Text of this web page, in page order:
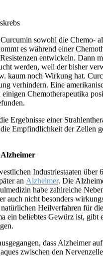
sowohl die Chemo-
es während einer
entwickeln. Dann
werden, weil der bisher
kaum noch Wirkung hat.
verhindern. Eine
einigen Chemotherapeutika
Ergebnisse einer
Empfindlichkeit der Zellen
Industriestaaten über
an Alzheimer. Die
habe zahlreiche
auch nicht besonders
natürlichen Heilverfahren für
ein beliebtes Gewürz ist, gibt
dass Alzheimer
zwischen den